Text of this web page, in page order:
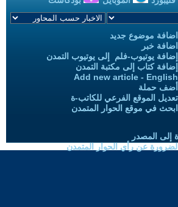
اضافة موضوع جديد
اضافة خبر
إضافة يوتيوب-فلم إلى يوتيوب التمدن
إضافة كتاب إلى مكتبة التمدن
Add new article - English
أضف حملة
تعديل الموقع الفرعي للكاتب-ة
ابحث في موقع الحوار المتمدن
إلى المصدر
عن رأي الحوار المتمدن